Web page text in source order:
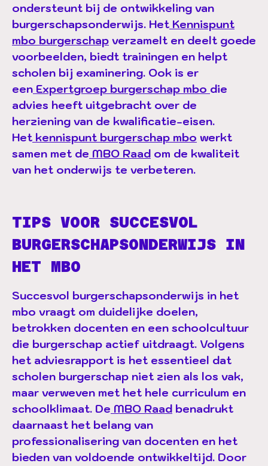
ondersteunt bij de ontwikkeling van
burgerschapsonderwijs. Het Kennispunt
mbo burgerschap verzamelt en deelt goede
voorbeelden, biedt trainingen en helpt
scholen bij examinering. Ook is er
een Expertgroep burgerschap mbo die
advies heeft uitgebracht over de
herziening van de kwalificatie-eisen.
Het kennispunt burgerschap mbo werkt
samen met de MBO Raad om de kwaliteit
van het onderwijs te verbeteren.
TIPS VOOR SUCCESVOL
BURGERSCHAPSONDERWIJS IN
HET MBO
Succesvol burgerschapsonderwijs in het
mbo vraagt om duidelijke doelen,
betrokken docenten en een schoolcultuur
die burgerschap actief uitdraagt. Volgens
het adviesrapport is het essentieel dat
scholen burgerschap niet zien als los vak,
maar verweven met het hele curriculum en
schoolklimaat. De MBO Raad benadrukt
daarnaast het belang van
professionalisering van docenten en het
bieden van voldoende ontwikkeltijd. Door